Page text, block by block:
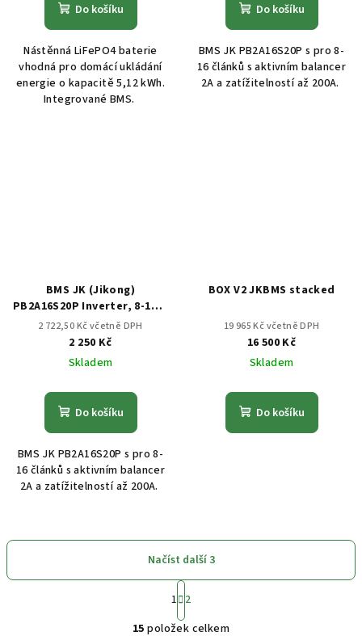
Do košíku
Nástěnná LiFePO4 baterie
vhodná pro domácí ukládání
energie o kapacitě 5,12 kWh.
Integrované BMS.
Do košíku
BMS JK PB2A16S20P s pro 8-
16 článků s aktivním balancer
2A a zatížitelností až 200A.
BMS JK (Jikong)
PB2A16S20P Inverter, 8-16S,
2A, 200A, V19
2 722,50 Kč včetně DPH
2 250 Kč
Skladem
Do košíku
BMS JK PB2A16S20P s pro 8-
16 článků s aktivním balancer
2A a zatížitelností až 200A.
BOX V2 JKBMS stacked
19 965 Kč včetně DPH
16 500 Kč
Skladem
Do košíku
O
Načíst další 3
S
t
r
1 2
15 položek celkem